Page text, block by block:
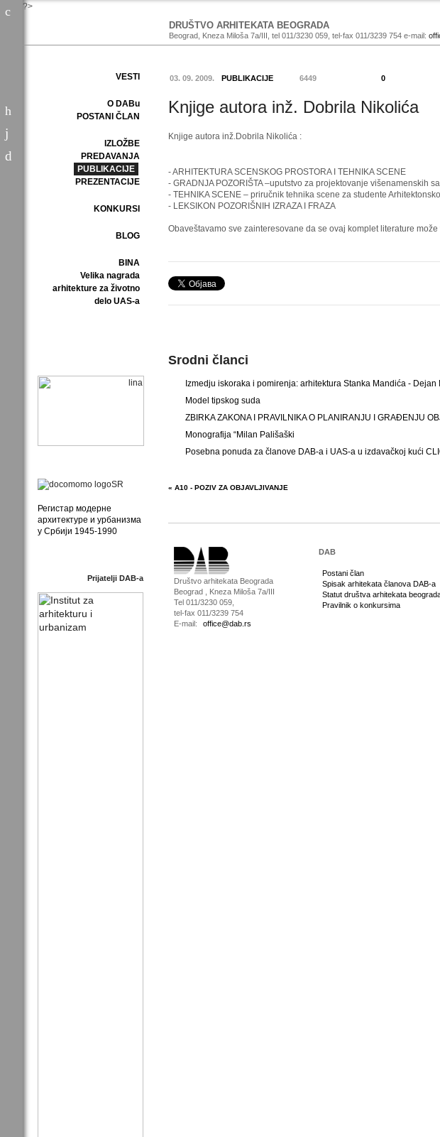
?>
DRUŠTVO ARHITEKATA BEOGRADA
Beograd, Kneza Miloša 7a/III, tel 011/3230 059, tel-fax 011/3239 754 e-mail:
03. 09. 2009. PUBLIKACIJE 6449 0
Knjige autora inž. Dobrila Nikolića
Knjige autora inž.Dobrila Nikolića :
- ARHITEKTURA SCENSKOG PROSTORA I TEHNIKA SCENE
- GRADNJA POZORIŠTA –uputstvo za projektovanje višenamenskih
- TEHNIKA SCENE – priručnik tehnika scene za studente
- LEKSIKON POZORIŠNIH IZRAZA I FRAZA
Obaveštavamo sve zainteresovane da se ovaj komplet literature
Srodni članci
Izmedju iskoraka i pomirenja: arhitektura Stanka Mandića - Dejan
Model tipskog suda
ZBIRKA ZAKONA I PRAVILNIKA O PLANIRANJU I GRAĐENJU
Monografija “Milan Pališaški
Posebna ponuda za članove DAB-a i UAS-a u izdavačkoj kući
« A10 - POZIV ZA OBJAVLJIVANJE
Društvo arhitekata Beograda
Beograd , Kneza Miloša 7a/III
Tel 011/3230 059,
tel-fax 011/3239 754
E-mail:
office@dab.rs
DAB
Postani član
Spisak arhitekata članova DAB-a
Statut društva arhitekata
Pravilnik o konkursima
VESTI
O DABu
POSTANI ČLAN
IZLOŽBE
PREDAVANJA
PUBLIKACIJE
PREZENTACIJE
KONKURSI
BLOG
BINA
Velika nagrada
arhitekture za životno
delo UAS-a
Регистар модерне
архитектуре и урбанизма
у Србији 1945-1990
Prijatelji DAB-a